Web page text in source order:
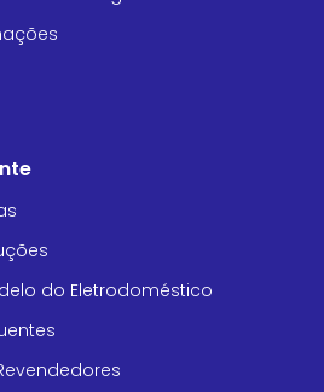
do Eletrodoméstico